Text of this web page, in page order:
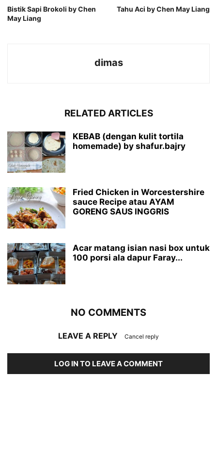
Bistik Sapi Brokoli by Chen
May Liang
Tahu Aci by Chen May Liang
dimas
RELATED ARTICLES
KEBAB (dengan kulit tortila
homemade) by shafur.bajry
Fried Chicken in Worcestershire
sauce Recipe atau AYAM
GORENG SAUS INGGRIS
Acar matang isian nasi box untuk
100 porsi ala dapur Faray...
NO COMMENTS
LEAVE A REPLY Cancel reply
LOG IN TO LEAVE A COMMENT